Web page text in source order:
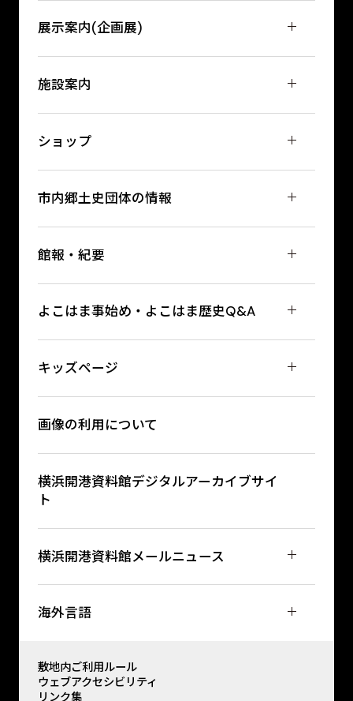
展示案内(企画展)
施設案内
ショップ
市内郷土史団体の情報
館報・紀要
よこはま事始め・よこはま歴史Q&A
キッズページ
画像の利用について
横浜開港資料館デジタルアーカイブサイ
ト
横浜開港資料館メールニュース
海外言語
敷地内ご利用ルール
ウェブアクセシビリティ
リンク集